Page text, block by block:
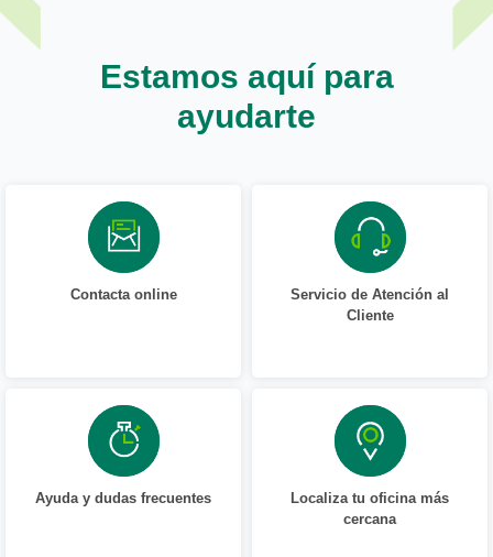
Estamos aquí para
ayudarte
Contacta online
Servicio de Atención al
Cliente
Ayuda y dudas frecuentes
Localiza tu oficina más
cercana